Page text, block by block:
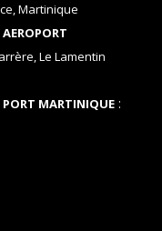
Martinique
Le Lamentin
PORT MARTINIQUE: